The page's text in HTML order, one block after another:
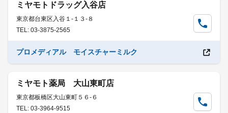
ミヤモトドラッグ入谷店
東京都台東区入谷１-１３-８
TEL: 03-3875-2565
プロメディアル モイスチャーミルク
ミヤモト薬局 大山東町店
東京都板橋区大山東町５６-６
TEL: 03-3964-9515